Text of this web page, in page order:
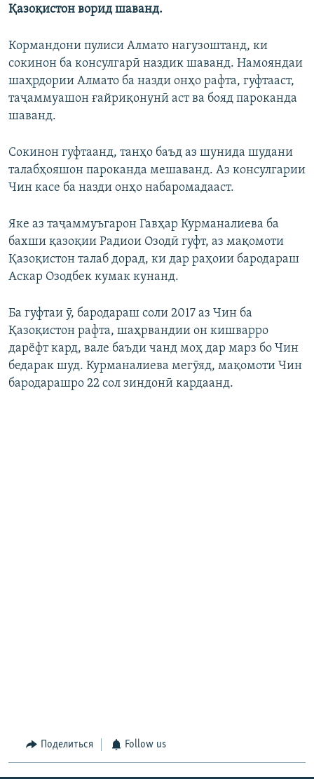
Қазоқистон ворид шаванд.
Кормандони пулиси Алмато нагузоштанд, ки
сокинон ба консулгарӣ наздик шаванд. Намояндаи
шаҳрдории Алмато ба назди онҳо рафта, гуфтааст,
таҷаммуашон ғайриқонунӣ аст ва бояд пароканда
шаванд.
Сокинон гуфтаанд, танҳо баъд аз шунида шудани
талабҳояшон пароканда мешаванд. Аз консулгарии
Чин касе ба назди онҳо набаромадааст.
Яке аз таҷаммуъгарон Гавҳар Курманалиева ба
бахши қазоқии Радиои Озодӣ гуфт, аз мақомоти
Қазоқистон талаб дорад, ки дар раҳоии бародараш
Аскар Озодбек кумак кунанд.
Ба гуфтаи ӯ, бародараш соли 2017 аз Чин ба
Қазоқистон рафта, шаҳрвандии он кишварро
дарёфт кард, вале баъди чанд моҳ дар марз бо Чин
бедарак шуд. Курманалиева мегӯяд, мақомоти Чин
бародарашро 22 сол зиндонӣ кардаанд.
Поделиться Follow us